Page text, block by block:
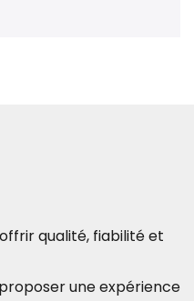
qualité, fiabilité et
une expérience